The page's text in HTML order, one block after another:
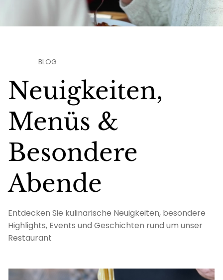
BLOG
Neuigkeiten,
Menüs &
Besondere
Abende
Entdecken Sie kulinarische Neuigkeiten, besondere
Highlights, Events und Geschichten rund um unser
Restaurant